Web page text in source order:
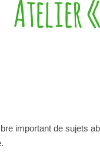
Atelier
important de sujets